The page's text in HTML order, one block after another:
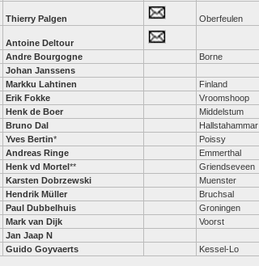
Thierry Palgen Oberfeulen
Antoine Deltour
Andre Bourgogne Borne
Johan Janssens
Markku Lahtinen Finland
Erik Fokke Vroomshoop
Henk de Boer Middelstum
Bruno Dal Hallstahammar
Yves Bertin* Poissy
Andreas Ringe Emmerthal
Henk vd Mortel** Griendseveen
Karsten Dobrzewski Muenster
Hendrik Müller Bruchsal
Paul Dubbelhuis Groningen
Mark van Dijk Voorst
Jan Jaap N
Guido Goyvaerts Kessel-Lo